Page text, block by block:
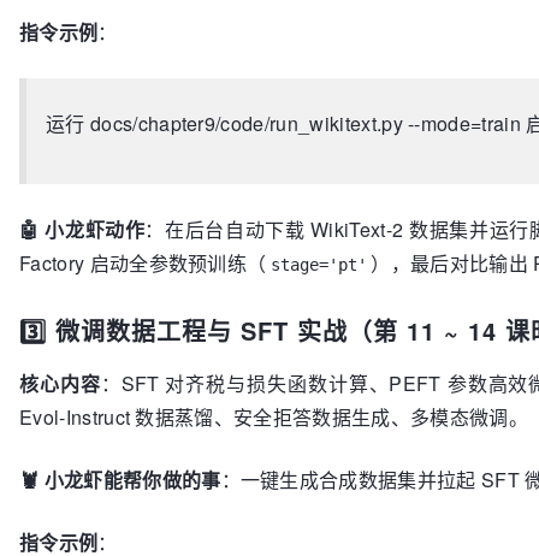
指令示例：
运行 docs/chapter9/code/run_wikitext.py --mode=train
🤖 小龙虾动作：在后台自动下载 WikiText-2 数据集并运
Factory 启动全参数预训练（ stage='pt' ），最后对比输出
3️⃣ 微调数据工程与 SFT 实战（第 11 ~ 14 课
核心内容：SFT 对齐税与损失函数计算、PEFT 参数高
Evol-Instruct 数据蒸馏、安全拒答数据生成、多模态微调。
🦞 小龙虾能帮你做的事：一键生成合成数据集并拉起 SFT
指令示例：